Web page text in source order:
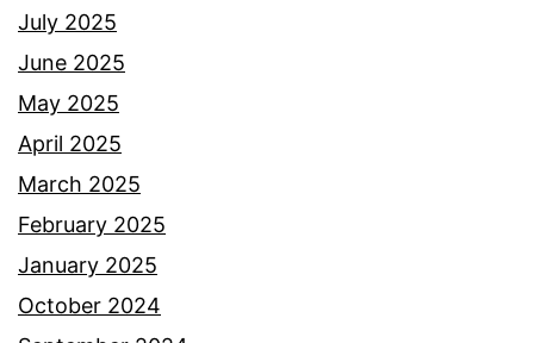
July 2025
June 2025
May 2025
April 2025
March 2025
February 2025
January 2025
October 2024